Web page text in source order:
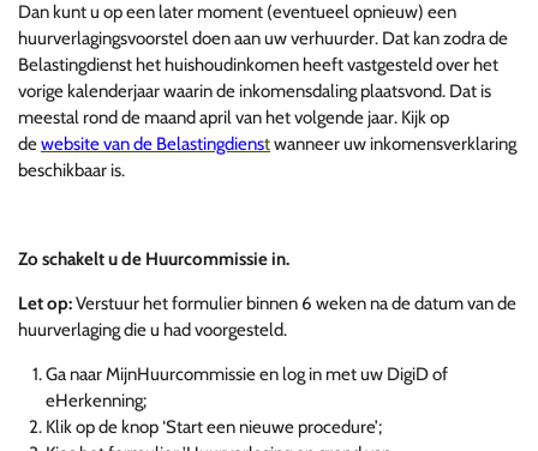
Dan kunt u op een later moment (eventueel opnieuw) een
huurverlagingsvoorstel doen aan uw verhuurder. Dat kan zodra de
Belastingdienst het huishoudinkomen heeft vastgesteld over het
vorige kalenderjaar waarin de inkomensdaling plaatsvond. Dat is
meestal rond de maand april van het volgende jaar. Kijk op
dewebsite van de Belastingdienstwanneer uw inkomensverklaring
beschikbaar is.
Zo schakelt u de Huurcommissie in.
Let op:Verstuur het formulier binnen 6 weken na de datum van de
huurverlaging die u had voorgesteld.
Ga naar MijnHuurcommissie en log in met uw DigiD of
eHerkenning;
Klik op de knop ‘Start een nieuwe procedure’;